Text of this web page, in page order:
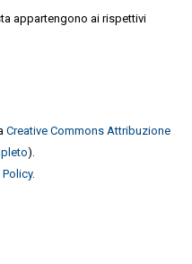
appartengono ai rispettivi
Creative Commons Attribuzione
).
.